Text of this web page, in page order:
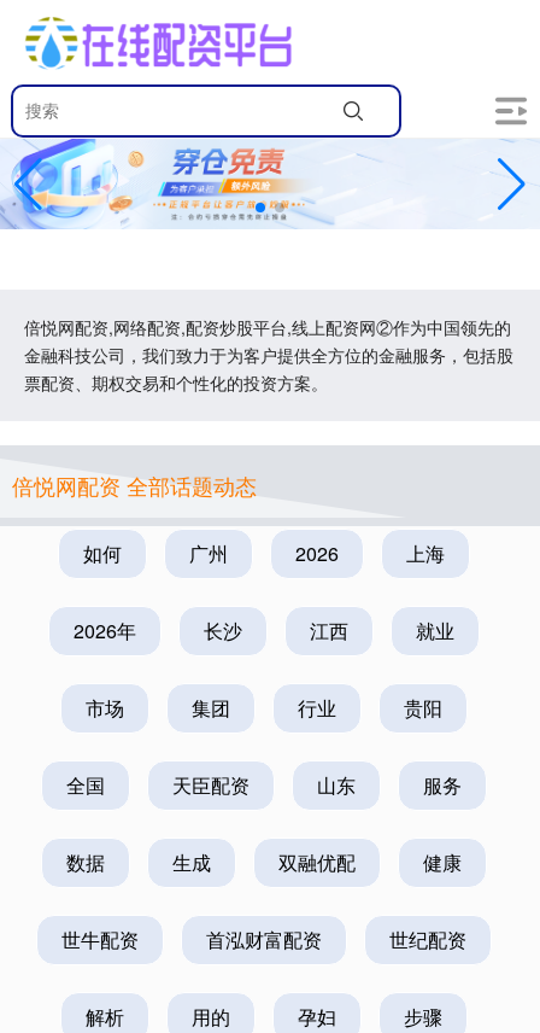
倍悦网配资,网络配资,配资炒股平台,线上配资网②作为中国领先的
金融科技公司，我们致力于为客户提供全方位的金融服务，包括股
票配资、期权交易和个性化的投资方案。
倍悦网配资 全部话题动态
如何 广州 2026 上海
2026年 长沙 江西 就业
市场 集团 行业 贵阳
全国 天臣配资 山东 服务
数据 生成 双融优配 健康
世牛配资 首泓财富配资 世纪配资
解析 用的 孕妇 步骤